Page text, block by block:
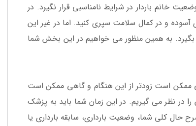
خانم باردار در شرایط نامناسبی قرار نگیرد. در
و در کمال سلامت سپری کنید. اما در غیر این
به همین منظور می خواهیم در این بخش شما
گاهی ممکن است زودتر از این هنگام و گاهی ممکن است
را در نظر می گیریم. در این زمان شما باید به پزشک
حال کلی شما، وضعیت بارداری، سابقه بارداری یا